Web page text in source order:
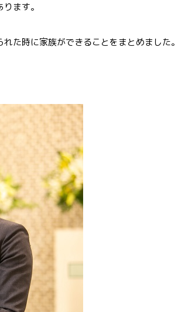
ます。
た時に家族ができることをまとめました。